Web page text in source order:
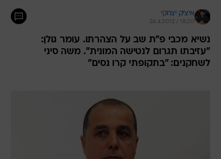
איציק יצחקי
24.4.2012 / 18:20
נשיא מכבי פ"ת שב על הצהרתו. עומר גולן:
"עזיבתו תגרום לנטישה המונית". משה סיני
לשחקנים: "בתקופתי קרו נסים"